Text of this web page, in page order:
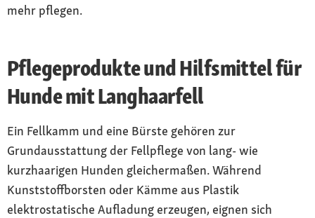
mehr pflegen.
Pflegeprodukte und Hilfsmittel für
Hunde mit Langhaarfell
Ein Fellkamm und eine Bürste gehören zur
Grundausstattung der Fellpflege von lang- wie
kurzhaarigen Hunden gleichermaßen. Während
Kunststoffborsten oder Kämme aus Plastik
elektrostatische Aufladung erzeugen, eignen sich